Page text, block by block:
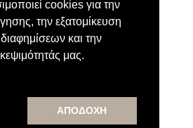
cookies για την
την εξατομίκευση
και την
μας.
ΑΠΟΔΟΧΗ
στο Newsletter
στο newsletter μας για να
προσφορές.